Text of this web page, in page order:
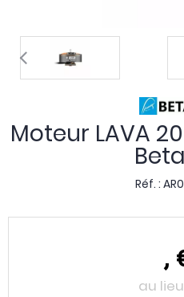
Moteur LAVA
Réf. :
,
au